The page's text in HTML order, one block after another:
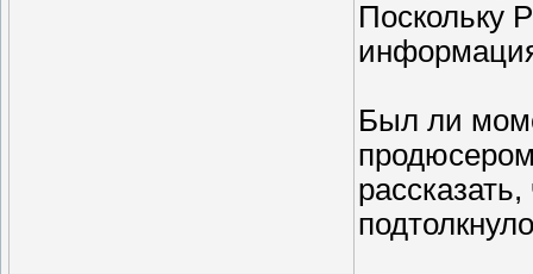
Поскольку
Был ли